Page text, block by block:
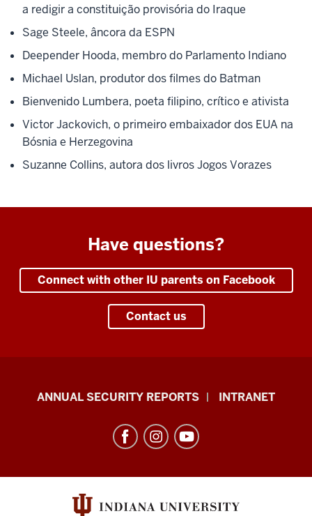
a redigir a constituição provisória do Iraque
Sage Steele, âncora da ESPN
Deepender Hooda, membro do Parlamento Indiano
Michael Uslan, produtor dos filmes do Batman
Bienvenido Lumbera, poeta filipino, crítico e ativista
Victor Jackovich, o primeiro embaixador dos EUA na
Bósnia e Herzegovina
Suzanne Collins, autora dos livros Jogos Vorazes
Have questions?
Connect with other IU parents on Facebook
Contact us
Office
International
resources
ANNUAL SECURITY REPORTS INTRANET